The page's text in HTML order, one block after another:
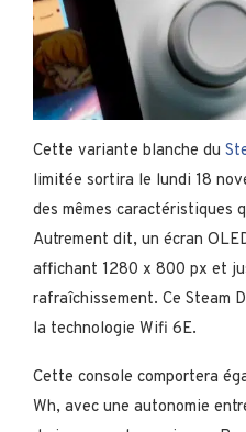
Cette variante blanche du
limitée sortira le lundi 18
des mêmes caractéristiques
Autrement dit, un écran
affichant 1280 x 800 px et
rafraîchissement. Ce Steam
la technologie Wifi 6E.
Cette console comportera
Wh, avec une autonomie